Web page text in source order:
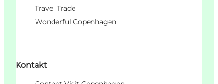
Travel Trade
Wonderful Copenhagen
Kontakt